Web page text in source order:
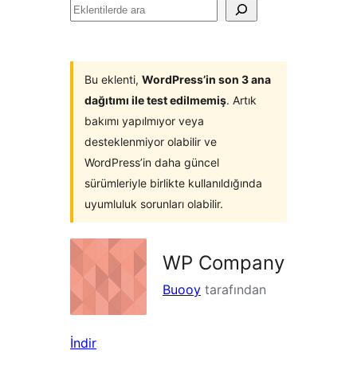
Eklentilerde
Bu eklenti, WordPress’in son 3 ana
dağıtımı ile test edilmemiş. Artık
bakımı yapılmıyor veya
desteklenmiyor olabilir ve
WordPress’in daha güncel
sürümleriyle birlikte kullanıldığında
uyumluluk sorunları olabilir.
WP Company
Buooy tarafından
İndir